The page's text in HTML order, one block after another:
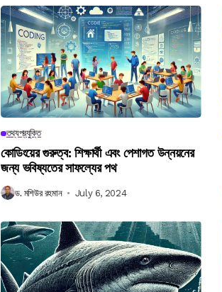
তথ্যপ্রযুক্তি
কোডিংয়ের গুরুত্ব: শিক্ষার্থী এবং পেশাগত উন্নয়নের
জন্য ভবিষ্যতের সাফল্যের পথ
ড. মশিউর রহমান July 6, 2024